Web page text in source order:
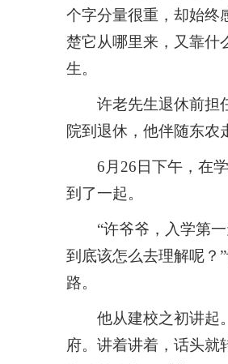
个字分量很重，却始终
楚它从哪里来，又靠
生。
许老先生退休前担
院到退休，他伴随东农
6月26日下午，在
到了一起。
“许爷爷，入学第
到底该怎么去理解呢？
路。
他从建校之初讲起
府。讲着讲着，话头就